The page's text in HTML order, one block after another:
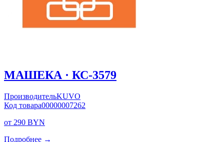
МАШЕКА · КС-3579
ПроизводительKUVO
Код товара00000007262
от 290 BYN
Подробнее →